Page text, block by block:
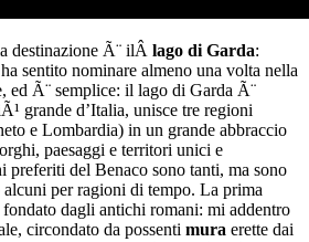
destinazione Ã¨ ilÂ lago di Garda:
sentito nominare almeno una volta nella
ed Ã¨ semplice: il lago di Garda Ã¨
grande d’Italia, unisce tre regioni
e Lombardia) in un grande abbraccio
paesaggi e territori unici e
del Benaco sono tanti, ma sono
alcuni per ragioni di tempo. La prima
dagli antichi romani: mi addentro
circondato da possenti mura erette dai